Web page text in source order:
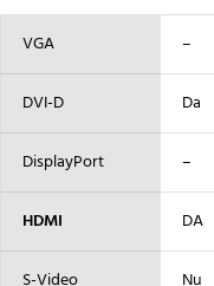
VGA –
DVI-D Da
DisplayPort –
HDMI DA